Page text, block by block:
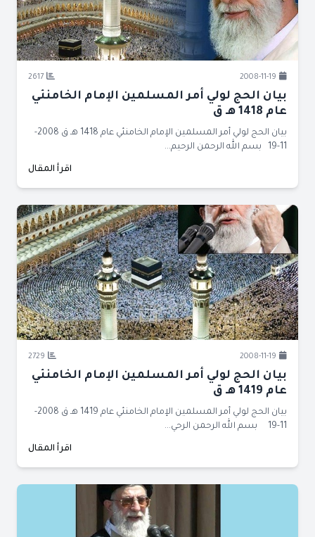
2008-11-19
2617
بيان الحج لولي أمر المسلمين الإمام الخامنئي
عام 1418 هـ ق
بيان الحج لولي أمر المسلمين الإمام الخامنئي عام 1418 هـ ق 2008-
11-19 بسم الله الرحمن الرحيم...
اقرأ المقال
2008-11-19
2729
بيان الحج لولي أمر المسلمين الإمام الخامنئي
عام 1419 هـ ق
بيان الحج لولي أمر المسلمين الإمام الخامنئي عام 1419 هـ ق 2008-
11-19 بسم الله الرحمن الرحي...
اقرأ المقال